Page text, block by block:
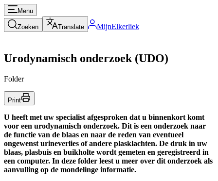
Menu
Zoeken Translate MijnElkerliek
Urodynamisch onderzoek (UDO)
Folder
Print
U heeft met uw specialist afgesproken dat u binnenkort komt
voor een urodynamisch onderzoek. Dit is een onderzoek naar
de functie van de blaas en naar de reden van eventueel
ongewenst urineverlies of andere plasklachten. De druk in uw
blaas, plasbuis en buikholte wordt gemeten en geregistreerd in
een computer. In deze folder leest u meer over dit onderzoek als
aanvulling op de mondelinge informatie.